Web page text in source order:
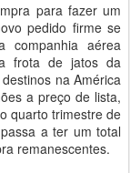
para fazer um
pedido firme se
companhia aérea
frota de jatos da
na América
a preço de lista,
quarto trimestre de
a ter um total
remanescentes.